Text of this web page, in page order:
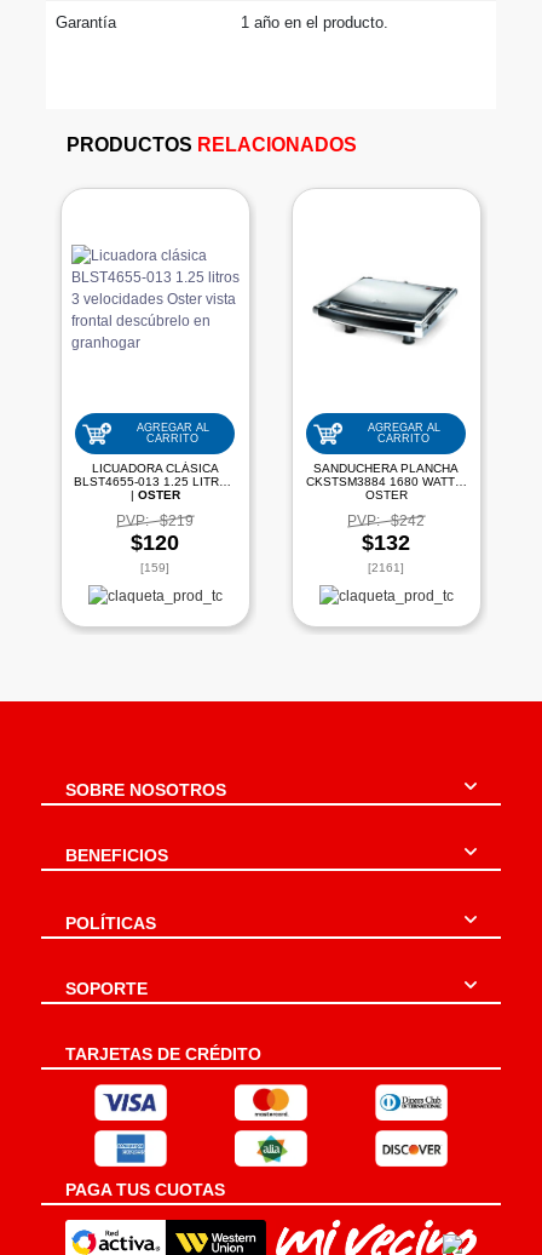
Garantía 1 año en el producto.
PRODUCTOS RELACIONADOS
AGREGAR AL
CARRITO
LICUADORA CLÁSICA
BLST4655-013 1.25 LITROS
| OSTER
PVP: $219
$120
[159]
AGREGAR AL
CARRITO
SANDUCHERA PLANCHA
CKSTSM3884 1680 WATTS|
OSTER
PVP: $242
$132
[2161]
SOBRE NOSOTROS
BENEFICIOS
POLÍTICAS
SOPORTE
TARJETAS DE CRÉDITO
PAGA TUS CUOTAS